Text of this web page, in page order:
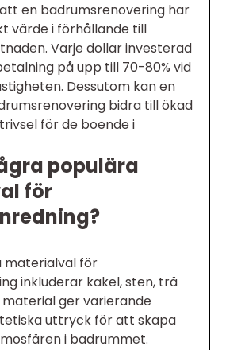
en badrumsrenovering har
värde i förhållande till
Varje dollar investerad
på upp till 70-80% vid
Dessutom kan en
bidra till ökad
för de boende i
populära
för
materialval för
inkluderar kakel, sten, trä
material ger varierande
uttryck för att skapa
i badrummet.